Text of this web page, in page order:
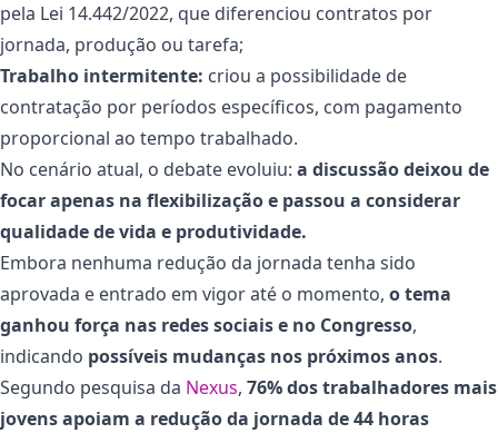
pela Lei 14.442/2022, que diferenciou contratos por
jornada, produção ou tarefa;
Trabalho intermitente: criou a possibilidade de
contratação por períodos específicos, com pagamento
proporcional ao tempo trabalhado.
No cenário atual, o debate evoluiu: a discussão deixou de
focar apenas na flexibilização e passou a considerar
qualidade de vida e produtividade.
Embora nenhuma redução da jornada tenha sido
aprovada e entrado em vigor até o momento, o tema
ganhou força nas redes sociais e no Congresso,
indicando possíveis mudanças nos próximos anos.
Segundo pesquisa da Nexus, 76% dos trabalhadores mais
jovens apoiam a redução da jornada de 44 horas